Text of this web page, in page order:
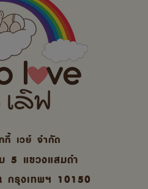
เวย์ จํากัด
5 แขวงแสมดำ
กรุงเทพฯ 10150